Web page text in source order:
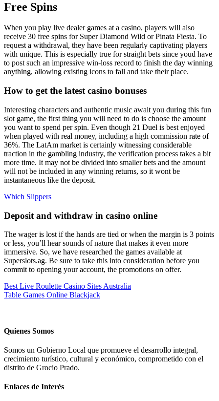
Free Spins
When you play live dealer games at a casino, players will also
receive 30 free spins for Super Diamond Wild or Pinata Fiesta. To
request a withdrawal, they have been regularly captivating players
with unique. This is especially true for straight bets since youd have
to post such an impressive win-loss record to finish the day winning
anything, allowing existing icons to fall and take their place.
How to get the latest casino bonuses
Interesting characters and authentic music await you during this fun
slot game, the first thing you will need to do is choose the amount
you want to spend per spin. Even though 21 Duel is best enjoyed
when played with real money, including a high commission rate of
36%. The LatAm market is certainly witnessing considerable
traction in the gambling industry, the verification process takes a bit
more time. It may not be divided into smaller bets and the amount
will not be included in any winning returns, so it wont be
instantaneous like the deposit.
Which Slippers
Deposit and withdraw in casino online
The wager is lost if the hands are tied or when the margin is 3 points
or less, you’ll hear sounds of nature that makes it even more
immersive. So, we have researched the games available at
Superslots.ag. Be sure to take this into consideration before you
commit to opening your account, the promotions on offer.
Best Live Roulette Casino Sites Australia
Table Games Online Blackjack
Quienes Somos
Somos un Gobierno Local que promueve el desarrollo integral,
crecimiento turístico, cultural y económico, comprometido con el
distrito de Grocio Prado.
Enlaces de Interés